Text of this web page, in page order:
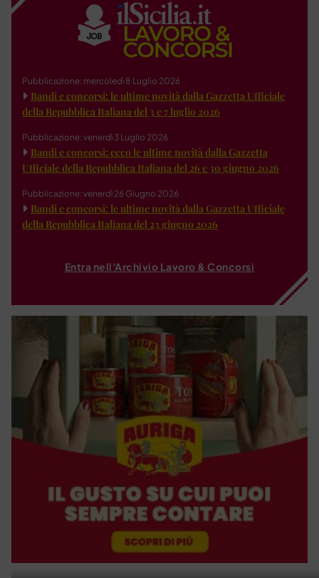
Pubblicazione: mercoledì 8 Luglio 2026
Bandi e concorsi: le ultime novità dalla Gazzetta Ufficiale
della Repubblica Italiana del 3 e 7 luglio 2026
Pubblicazione: venerdì 3 Luglio 2026
Bandi e concorsi: ecco le ultime novità dalla Gazzetta
Ufficiale della Repubblica Italiana del 26 e 30 giugno 2026
Pubblicazione: venerdì 26 Giugno 2026
Bandi e concorsi: le ultime novità dalla Gazzetta Ufficiale
della Repubblica Italiana del 23 giugno 2026
Entra nell'Archivio Lavoro & Concorsi